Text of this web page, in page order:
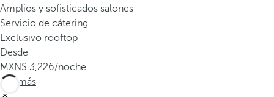
Amplios y sofisticados salones
Servicio de cátering
Exclusivo rooftop
Desde
3,226/noche
Ver más